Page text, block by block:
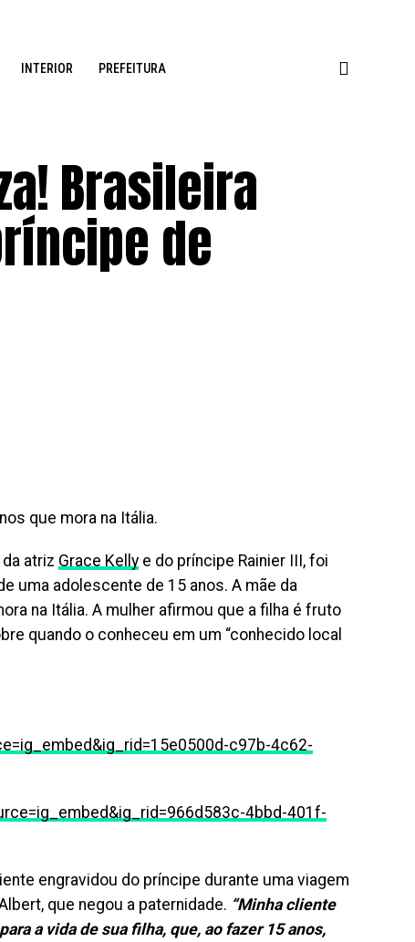
INTERIOR PREFEITURA
Brasileira
de
que mora na Itália.
atriz Grace Kelly e do príncipe Rainier III, foi
uma adolescente de 15 anos. A mãe da
na Itália. A mulher afirmou que a filha é fruto
quando o conheceu em um “conhecido local
c97b-4c62-
4bbd-401f-
engravidou do príncipe durante uma viagem
que negou a paternidade. “Minha cliente
a vida de sua filha, que, ao fazer 15 anos,